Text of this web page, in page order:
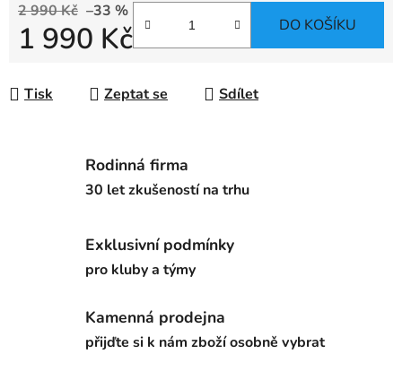
2 990 Kč –33 %
1 990 Kč DO KOŠÍKU
Tisk Zeptat se Sdílet
Rodinná firma
30 let zkušeností na trhu
Exklusivní podmínky
pro kluby a týmy
Kamenná prodejna
přijďte si k nám zboží osobně vybrat